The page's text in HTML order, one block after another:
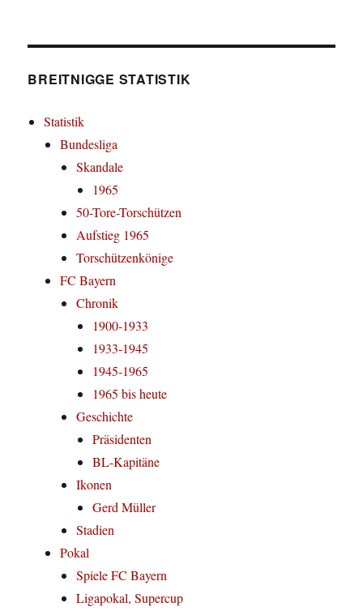
BREITNIGGE STATISTIK
Statistik
Bundesliga
Skandale
1965
50-Tore-Torschützen
Aufstieg 1965
Torschützenkönige
FC Bayern
Chronik
1900-1933
1933-1945
1945-1965
1965 bis heute
Geschichte
Präsidenten
BL-Kapitäne
Ikonen
Gerd Müller
Stadien
Pokal
Spiele FC Bayern
Ligapokal, Supercup